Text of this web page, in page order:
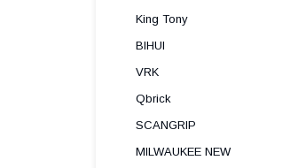
King Tony
BIHUI
VRK
Qbrick
SCANGRIP
MILWAUKEE NEW